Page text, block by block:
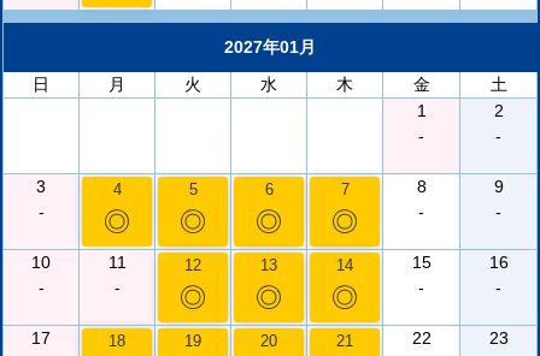
2027年01月
日
月 火 水 木 金
土
1
-
2
-
3
-
4
◎
5
◎
6
◎
7
◎
8
-
9
-
10
-
11
-
12
◎
13
◎
14
◎
15
-
16
-
17
18 19 20 21
22
23